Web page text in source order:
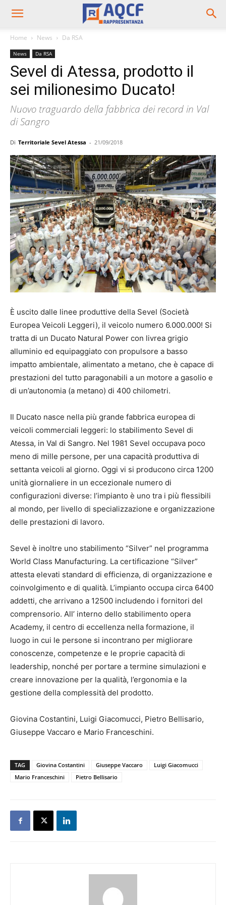
Home News Da RSA
News Da RSA
Sevel di Atessa, prodotto il
sei milionesimo Ducato!
Nuovo traguardo della fabbrica dei record in Val
di Sangro
Di Territoriale Sevel Atessa - 21/09/2018
È uscito dalle linee produttive della Sevel (Società
Europea Veicoli Leggeri), il veicolo numero 6.000.000! Si
tratta di un Ducato Natural Power con livrea grigio
alluminio ed equipaggiato con propulsore a basso
impatto ambientale, alimentato a metano, che è capace di
prestazioni del tutto paragonabili a un motore a gasolio e
di un’autonomia (a metano) di 400 chilometri.
Il Ducato nasce nella più grande fabbrica europea di
veicoli commerciali leggeri: lo stabilimento Sevel di
Atessa, in Val di Sangro. Nel 1981 Sevel occupava poco
meno di mille persone, per una capacità produttiva di
settanta veicoli al giorno. Oggi vi si producono circa 1200
unità giornaliere in un eccezionale numero di
configurazioni diverse: l’impianto è uno tra i più flessibili
al mondo, per livello di specializzazione e organizzazione
delle prestazioni di lavoro.
Sevel è inoltre uno stabilimento “Silver” nel programma
World Class Manufacturing. La certificazione “Silver”
attesta elevati standard di efficienza, di organizzazione e
coinvolgimento e di qualità. L’impianto occupa circa 6400
addetti, che arrivano a 12500 includendo i fornitori del
comprensorio. All’ interno dello stabilimento opera
Academy, il centro di eccellenza nella formazione, il
luogo in cui le persone si incontrano per migliorare
conoscenze, competenze e le proprie capacità di
leadership, nonché per portare a termine simulazioni e
creare innovazione per la qualità, l’ergonomia e la
gestione della complessità del prodotto.
Giovina Costantini, Luigi Giacomucci, Pietro Bellisario,
Giuseppe Vaccaro e Mario Franceschini.
TAG Giovina Costantini Giuseppe Vaccaro
Luigi Giacomucci
Mario Franceschini
Pietro Bellisario